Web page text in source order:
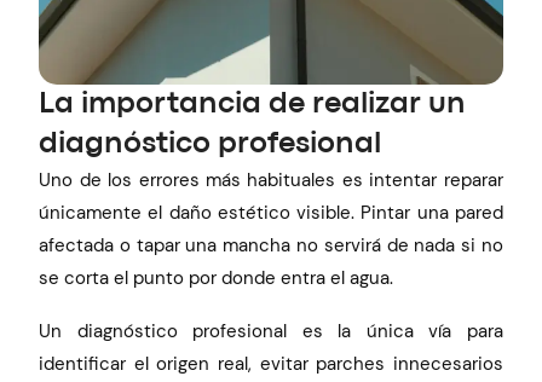
La importancia de realizar un
diagnóstico profesional
Uno de los errores más habituales es intentar reparar
únicamente el daño estético visible. Pintar una pared
afectada o tapar una mancha no servirá de nada si no
se corta el punto por donde entra el agua.
Un diagnóstico profesional es la única vía para
identificar el origen real, evitar parches innecesarios